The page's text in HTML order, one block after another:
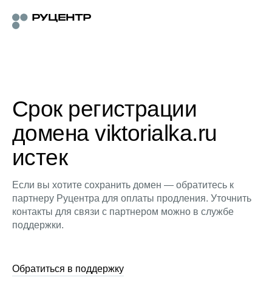
Срок регистрации
домена viktorialka.ru
истек
Если вы хотите сохранить домен — обратитесь к
партнеру Руцентра для оплаты продления. Уточнить
контакты для связи с партнером можно в службе
поддержки.
Обратиться в поддержку